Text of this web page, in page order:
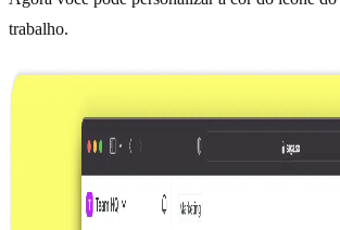
trabalho.